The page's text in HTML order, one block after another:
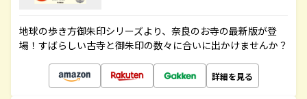
地球の歩き方御朱印シリーズより、奈良のお寺の最新版が登
場！すばらしい古寺と御朱印の数々に合いに出かけませんか？
詳細を見る